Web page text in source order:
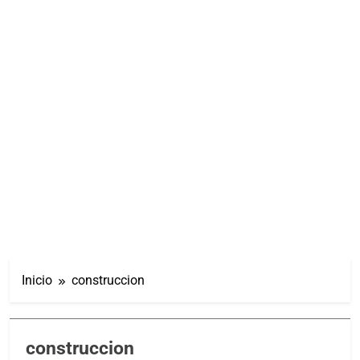
Inicio construccion
construccion